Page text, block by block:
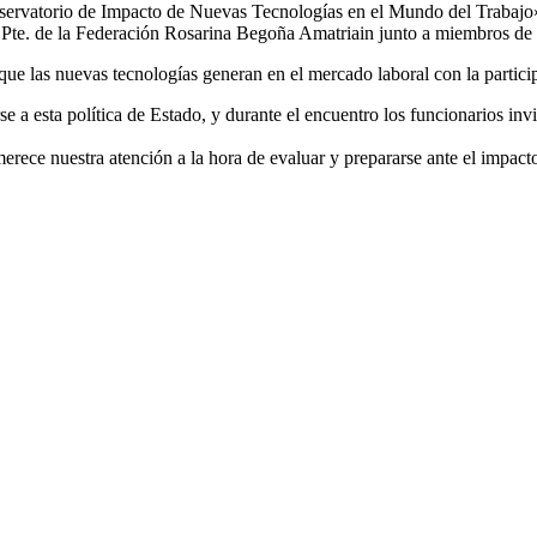
de Impacto de Nuevas Tecnologías en el Mundo del
de la Federación Rosarina Begoña Amatriain junto a miembros
las nuevas tecnologías generan en el mercado laboral con la
a esta política de Estado, y durante el encuentro los funcionarios
nuestra atención a la hora de evaluar y prepararse ante el